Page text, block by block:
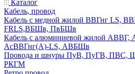
Каталог
Кабель, провод
Кабель с медной жилой ВВГнг LS,
FRLS,ВБШв, ПвБШв
Кабель с алюминиевой жилой
АсВВГнг(А)-LS, АВБШв
Провода и шнуры ПуВ, ПуГВ,
РКГМ